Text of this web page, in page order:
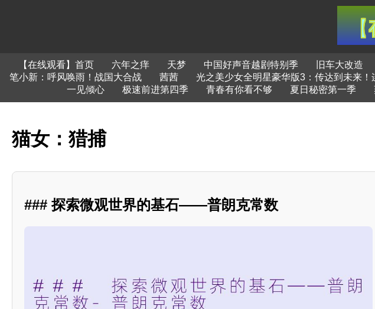
【在线观看】首页 六年之痒 天梦 中国好声音越剧特别季 旧车大改造
笔小新：呼风唤雨！战国大合战
茜茜 光之美少女全明星豪华版3：传达到未来！
一见倾心
极速前进第四季 青春有你看不够 夏日秘密第一季
猫女：猎捕
### 探索微观世界的基石——普朗克常数